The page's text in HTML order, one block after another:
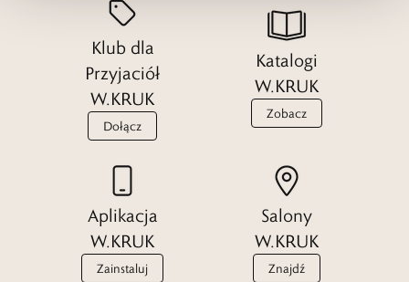
Klub dla
Przyjaciół
W.KRUK
Dołącz
Katalogi
W.KRUK
Zobacz
Aplikacja
W.KRUK
Zainstaluj
Salony
W.KRUK
Znajdź